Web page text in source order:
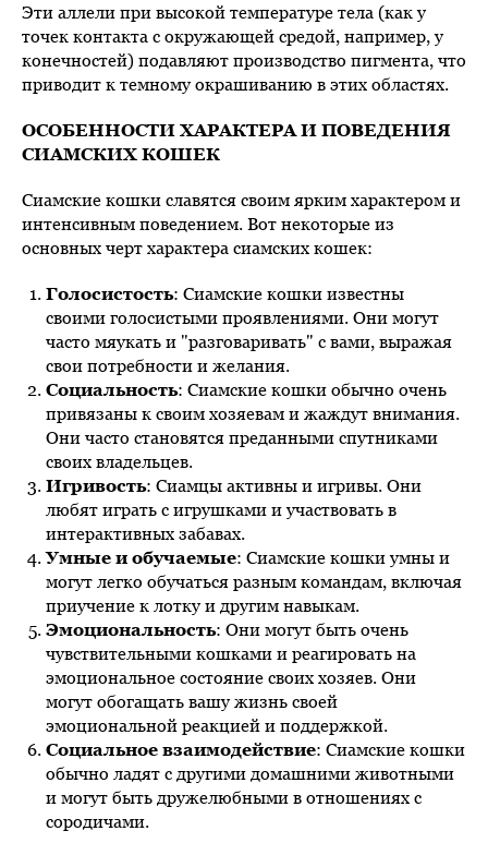
Эти аллели при высокой температуре тела (как у
точек контакта с окружающей средой, например, у
конечностей) подавляют производство пигмента, что
приводит к темному окрашиванию в этих областях.
ОСОБЕННОСТИ ХАРАКТЕРА И ПОВЕДЕНИЯ
СИАМСКИХ КОШЕК
Сиамские кошки славятся своим ярким характером и
интенсивным поведением. Вот некоторые из
основных черт характера сиамских кошек:
Голосистость: Сиамские кошки известны
своими голосистыми проявлениями. Они могут
часто мяукать и "разговаривать" с вами, выражая
свои потребности и желания.
Социальность: Сиамские кошки обычно очень
привязаны к своим хозяевам и жаждут внимания.
Они часто становятся преданными спутниками
своих владельцев.
Игривость: Сиамцы активны и игривы. Они
любят играть с игрушками и участвовать в
интерактивных забавах.
Умные и обучаемые: Сиамские кошки умны и
могут легко обучаться разным командам, включая
приучение к лотку и другим навыкам.
Эмоциональность: Они могут быть очень
чувствительными кошками и реагировать на
эмоциональное состояние своих хозяев. Они
могут обогащать вашу жизнь своей
эмоциональной реакцией и поддержкой.
Социальное взаимодействие: Сиамские кошки
обычно ладят с другими домашними животными
и могут быть дружелюбными в отношениях с
сородичами.